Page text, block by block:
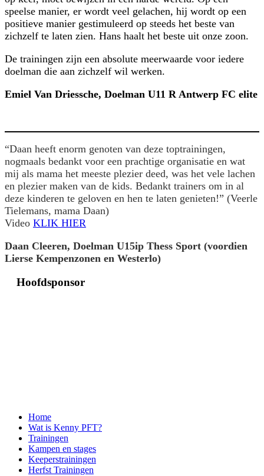
speelse manier, er wordt veel gelachen, hij wordt op een
positieve manier gestimuleerd op steeds het beste van
zichzelf te laten zien. Hans haalt het beste uit onze zoon.
De trainingen zijn een absolute meerwaarde voor iedere
doelman die aan zichzelf wil werken.
Emiel Van Driessche, Doelman U11 R Antwerp FC elite
“Daan heeft enorm genoten van deze toptrainingen,
nogmaals bedankt voor een prachtige organisatie en wat
mij als mama het meeste plezier deed, was het vele lachen
en plezier maken van de kids. Bedankt trainers om in al
deze kinderen te geloven en hen te laten genieten!” (Veerle
Tielemans, mama Daan)
Video KLIK HIER
Daan Cleeren, Doelman U15ip Thess Sport (voordien
Lierse Kempenzonen en Westerlo)
Hoofdsponsor
Home
Wat is Kenny PFT?
Trainingen
Kampen en stages
Keeperstrainingen
Herfst Trainingen